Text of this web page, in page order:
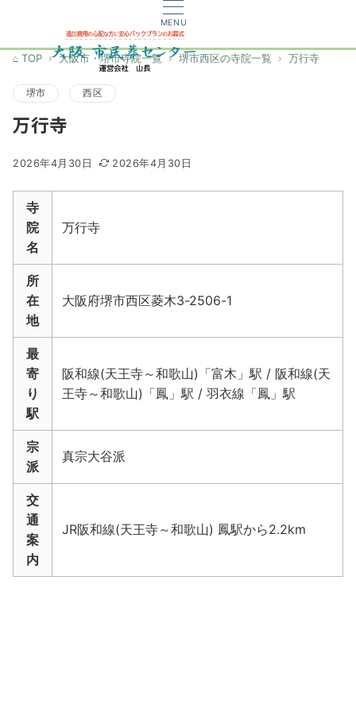
MENU
TOP 大阪市・堺市寺院一覧 堺市西区の寺院一覧 万行寺
堺市 西区
万行寺
2026年4月30日 2026年4月30日
寺
院
名
万行寺
所
在
地
大阪府堺市西区菱木3-2506-1
最
寄
り
駅
阪和線(天王寺～和歌山)「富木」駅 / 阪和線(天
王寺～和歌山)「鳳」駅 / 羽衣線「鳳」駅
宗
派
真宗大谷派
交
通
案
内
JR阪和線(天王寺～和歌山) 鳳駅から2.2km